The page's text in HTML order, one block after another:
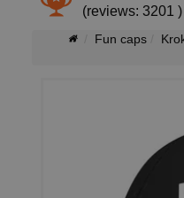
(reviews: 3201 )
Fun caps